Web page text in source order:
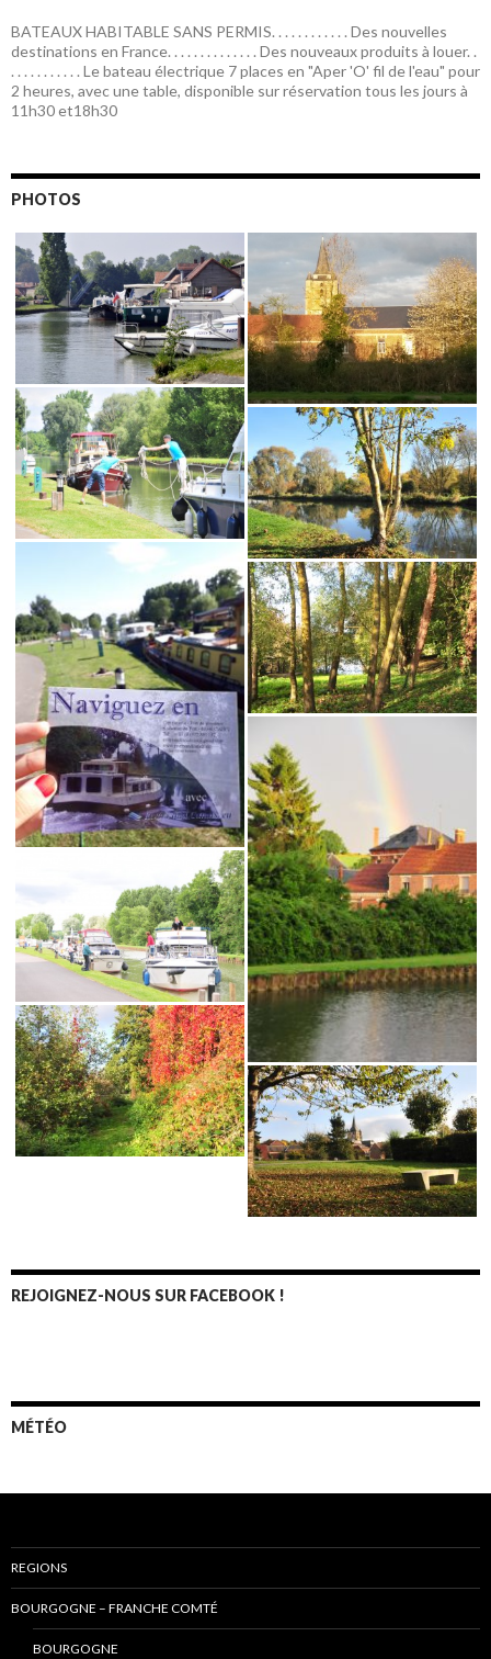
BATEAUX HABITABLE SANS PERMIS. . . . . . . . . . . . Des nouvelles
destinations en France. . . . . . . . . . . . . . Des nouveaux produits à louer. .
. . . . . . . . . . . Le bateau électrique 7 places en "Aper 'O' fil de l'eau" pour
2 heures, avec une table, disponible sur réservation tous les jours à
11h30 et18h30
PHOTOS
REJOIGNEZ-NOUS SUR FACEBOOK !
MÉTÉO
REGIONS
BOURGOGNE – FRANCHE COMTÉ
BOURGOGNE